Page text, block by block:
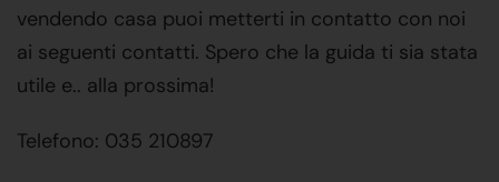
vendendo casa puoi metterti in contatto con noi
ai seguenti contatti. Spero che la guida ti sia stata
utile e.. alla prossima!
Telefono: 035 210897